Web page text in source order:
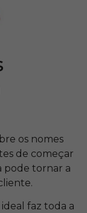
os nomes
de começar
pode tornar a
faz toda a